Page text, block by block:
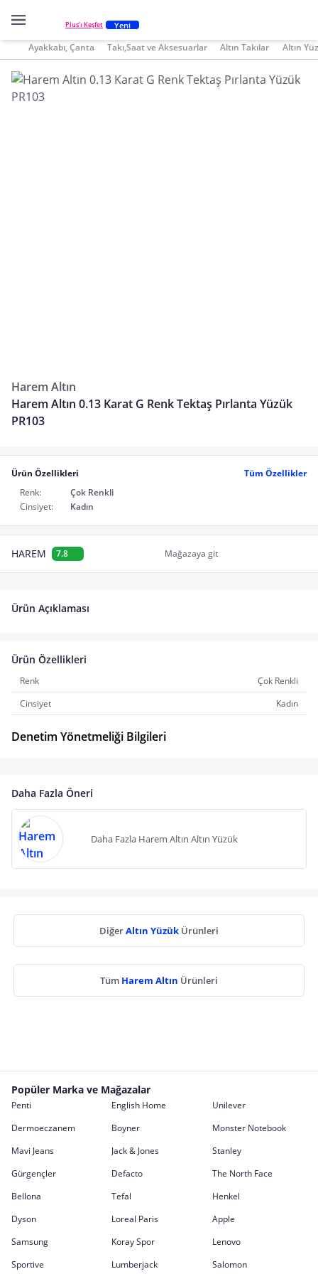
Plus'ı Keşfet Yeni
Ayakkabı, Çanta Takı,Saat ve Aksesuarlar Altın Takılar Altın
Harem Altın
Harem Altın 0.13 Karat G Renk Tektaş Pırlanta Yüzük
PR103
Ürün Özellikleri
Tüm Özellikler
Renk:
Çok Renkli
Cinsiyet:
Kadın
HAREM 7.8 Mağazaya git
Ürün Açıklaması
Ürün Özellikleri
Renk
Çok Renkli
Cinsiyet
Kadın
Denetim Yönetmeliği Bilgileri
Daha Fazla Öneri
Daha Fazla Harem Altın Altın Yüzük
DiğerAltın Yüzük Ürünleri
Tüm Harem Altın Ürünleri
Popüler Marka ve Mağazalar
Penti English Home
Unilever
Dermoeczanem
Boyner
Monster Notebook
Mavi Jeans
Jack & Jones
Stanley
Gürgençler
Defacto
The North Face
Bellona
Tefal
Henkel
Dyson
Loreal Paris
Apple
Samsung
Koray Spor
Lenovo
Sportive
Lumberjack Salomon